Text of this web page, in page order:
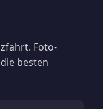
Foto-
besten